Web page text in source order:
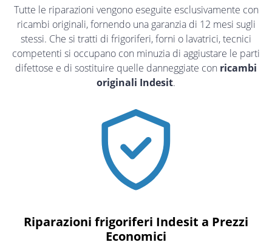
Tutte le riparazioni vengono eseguite esclusivamente con
ricambi originali, fornendo una garanzia di 12 mesi sugli
stessi. Che si tratti di frigoriferi, forni o lavatrici, tecnici
competenti si occupano con minuzia di aggiustare le parti
difettose e di sostituire quelle danneggiate con ricambi
originali Indesit.
Riparazioni frigoriferi Indesit a Prezzi
Economici